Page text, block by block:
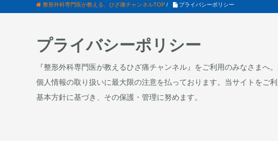
整形外科専門医が教える、ひざ痛チャンネルTOP / プライバシーポリシー
プライバシーポリシー
『整形外科専門医が教えるひざ痛チャンネル』をご利用のみなさまへ
個人情報の取り扱いに最大限の注意を払っております。当サイトをご
基本方針に基づき、その保護・管理に努めます。